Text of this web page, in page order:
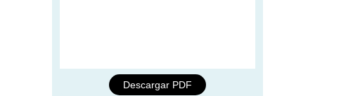
Descargar PDF